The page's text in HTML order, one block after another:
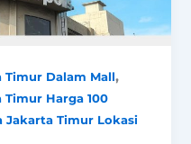
Timur Dalam Mall,
Timur Harga 100
Jakarta Timur Lokasi